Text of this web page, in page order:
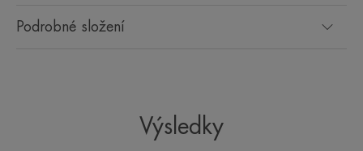
Podrobné složení
Výsledky